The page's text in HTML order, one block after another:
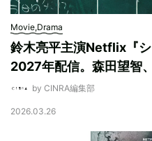
Movie,Drama
鈴木亮平主演Netflix『
2027年配信。森田望智
by CINRA編集部
2026.03.26